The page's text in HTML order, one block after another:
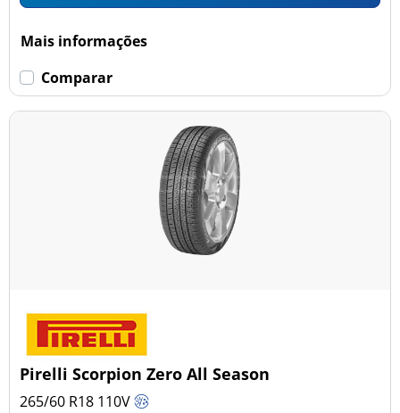
Mais informações
Comparar
Pirelli Scorpion Zero All Season
265/60 R18 110V